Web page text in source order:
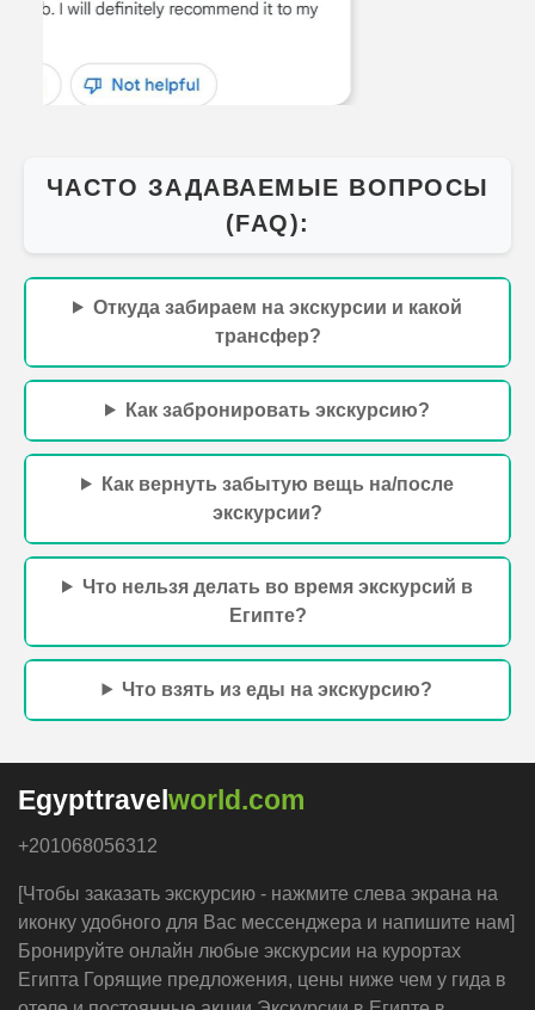
Что взять из еды на экскурсию?
Egypttravel world.com
иконку удобного для Вас мессенджера и напишите нам]
Бронируйте онлайн любые экскурсии на курортах
Египта Горящие предложения, цены ниже чем у гида в
отеле и постоянные акции,Экскурсии в Египте в
Хургаде, Шарм-эль-Шейхе и Марса-Аламе.
ЗАБРОНИРУЙТЕ В
МЕССЕНДЖЕРЕ
Внимание!
Оплата наличными долларами в трансфере,
египетскими фунтами курс уточняйте у менеджера.
Оплата картой рублями или в евро, — только онлайн
заранее до поездки.Для индивидуальных экскурсии
требуется предоплата. Египет тревел 24/7 Лучшие
Экскурсии закажите онлайн без предоплаты